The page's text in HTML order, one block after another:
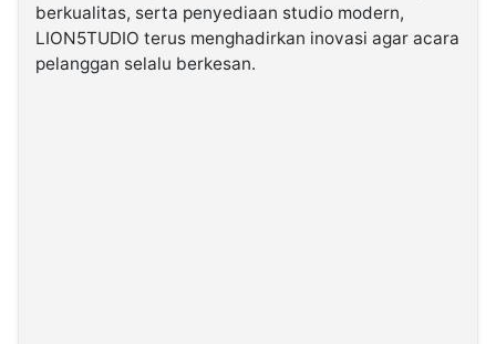
Kabarbaru.co
berkualitas, serta penyediaan studio modern,
LION5TUDIO terus menghadirkan inovasi agar acara
pelanggan selalu berkesan.